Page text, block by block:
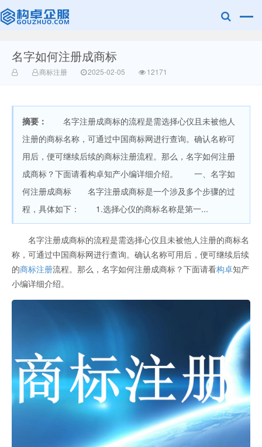
赣州乐融知识
产权有限公司
名字如何注册成商标
商标注册 2025-02-05 12171
摘要：
名字注册成商标的流程是需选择心仪且未被他人
注册的商标名称，可通过中国商标网进行查询。确认名称可
用后，便可继续后续的商标注册流程。那么，名字如何注册
成商标？下面请看构卓知产小编详细介绍。 一、名字如
何注册成商标 名字注册成商标是一个涉及多个步骤的过
程，具体如下： 1.选择心仪的商标名称是第一...
名字注册成商标的流程是需选择心仪且未被他人注册的商标名
称，可通过中国商标网进行查询。确认名称可用后，便可继续后续
的商标注册流程。那么，名字如何注册成商标？下面请看构卓知产
小编详细介绍。